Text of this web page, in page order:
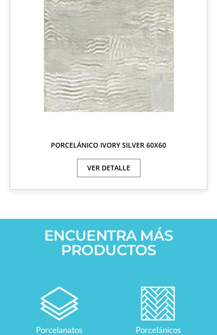
PORCELÁNICO IVORY SILVER 60X60
VER DETALLE
ENCUENTRA MÁS
PRODUCTOS
Porcelanatos Porcelánicos